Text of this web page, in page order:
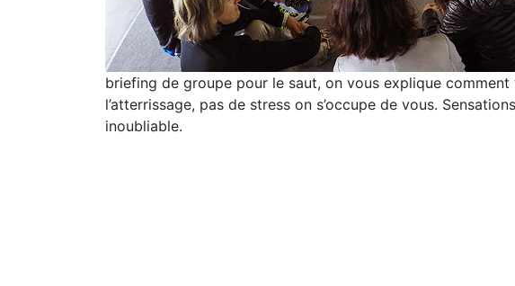
briefing de groupe pour le saut, on vous explique
l’atterrissage, pas de stress on s’occupe de vous.
inoubliable.